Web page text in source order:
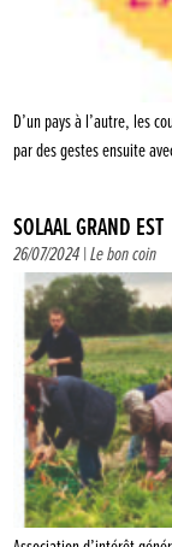
D’un pays à l’autre, les
par des gestes ensuite
SOLAAL GRAND EST
26/07/2024 |Le bon coin